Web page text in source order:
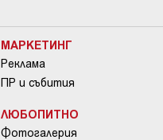
МАРКЕТИНГ
Реклама
ПР и събития
ЛЮБОПИТНО
Фотогалерия